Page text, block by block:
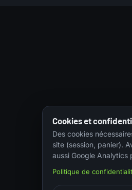
Cookies et
Des cookies
site (session, panier).
aussi Google Analytics
Politique de